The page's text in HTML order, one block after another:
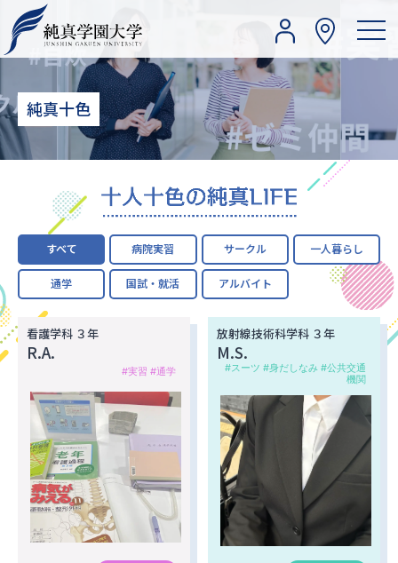
純真十色
すべて 病院実習 サークル 一人暮らし
通学 国試・就活 アルバイト
看護学科 ３年
R.A.
#実習 #通学
放射線技術科学科 ３年
M.S.
#スーツ #身だしなみ #公共交通
機関